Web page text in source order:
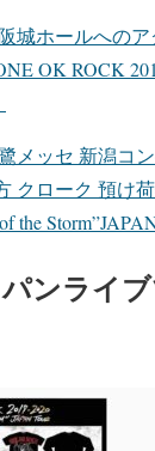
城ホールへのア
OK ROCK
メッセ 新潟コ
クローク 預け
the
ンライ